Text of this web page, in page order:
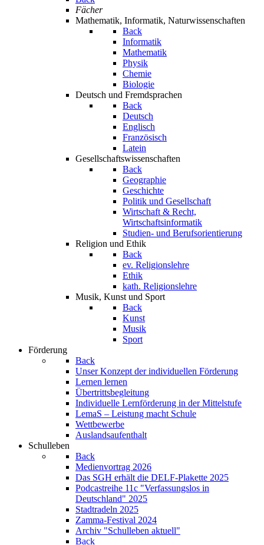
Fächer
Mathematik, Informatik, Naturwissenschaften
Back
Informatik
Mathematik
Physik
Chemie
Biologie
Deutsch und Fremdsprachen
Back
Deutsch
Englisch
Französisch
Latein
Gesellschaftswissenschaften
Back
Geographie
Geschichte
Politik und Gesellschaft
Wirtschaft & Recht,
Wirtschaftsinformatik
Studien- und Berufsorientierung
Religion und Ethik
Back
ev. Religionslehre
Ethik
kath. Religionslehre
Musik, Kunst und Sport
Back
Kunst
Musik
Sport
Förderung
Back
Unser Konzept der individuellen Förderung
Lernen lernen
Übertrittsbegleitung
Individuelle Lernförderung in der Mittelstufe
LemaS – Leistung macht Schule
Wettbewerbe
Auslandsaufenthalt
Schulleben
Back
Medienvortrag 2026
Das SGH erhält die DELF-Plakette 2025
Podcastreihe 11c "Verfassungslos in
Deutschland" 2025
Stadtradeln 2025
Zamma-Festival 2024
Archiv "Schulleben aktuell"
Back